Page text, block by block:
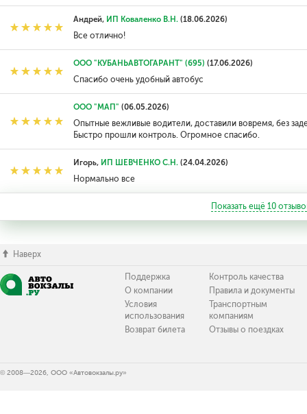
Андрей, ИП Коваленко В.Н.(18.06.2026)
Все отлично!
ООО "КУБАНЬАВТОГАРАНТ" (695) (17.06.2026)
Спасибо очень удобный автобус
ООО "МАП" (06.05.2026)
Опытные вежливые водители, доставили вовремя, без
Быстро прошли контроль. Огромное спасибо.
Игорь, ИП ШЕВЧЕНКО С.Н.(24.04.2026)
Нормально все
Показать ещё 10
Наверх
Поддержка
О компании
Условия
использования
Возврат билета
Контроль качества
Правила и документы
Транспортным
компаниям
Отзывы о поездках
© 2008—2026, ООО «Автовокзалы.ру»